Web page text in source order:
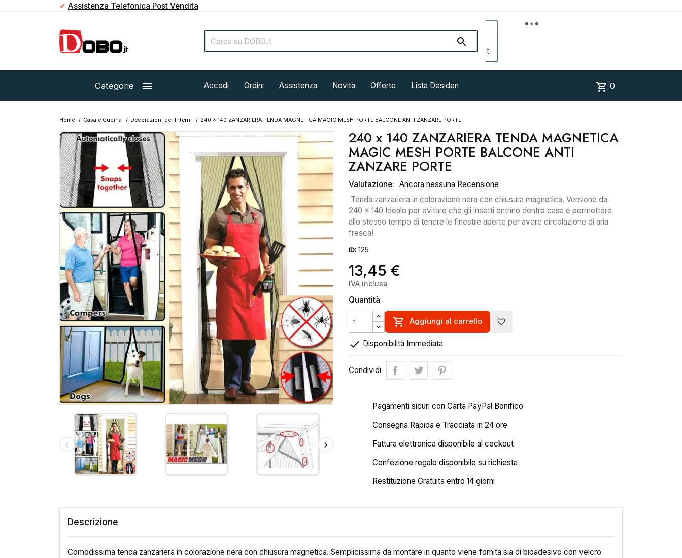
✔ Assistenza Telefonica Post Vendita


Account
Categorie  Accedi Ordini Assistenza Novità Offerte Lista Desideri shopping_cart 0
Home Casa e Cucina Decorazioni per Interni 240 x 140 ZANZARIERA TENDA MAGNETICA MAGIC MESH PORTE BALCONE ANTI ZANZARE PORTE
240 x 140 ZANZARIERA TENDA MAGNETICA
MAGIC MESH PORTE BALCONE ANTI
ZANZARE PORTE
Valutazione: Ancora nessuna Recensione
Tenda zanzariera in colorazione nera con chiusura magnetica. Versione da
240 x 140 Ideale per evitare che gli insetti entrino dentro casa e permettere
allo stesso tempo di tenere le finestre aperte per avere circolazione di aria
fresca!
ID: 125
13,45 €
IVA inclusa
Quantità
 Aggiungi al carrello favorite_border
 Disponibilità Immediata
Condividi
Pagamenti sicuri con Carta PayPal Bonifico
Consegna Rapida e Tracciata in 24 ore
Fattura elettronica disponibile al ceckout
Confezione regalo disponibile su richiesta
Restituzione Gratuita entro 14 giorni
Descrizione
Comodissima tenda zanzariera in colorazione nera con chiusura magnetica. Semplicissima da montare in quanto viene fornita sia di bioadesivo con velcro